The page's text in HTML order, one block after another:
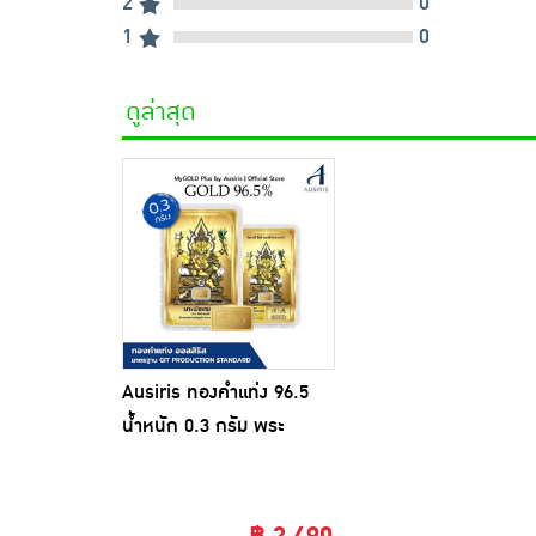
1
0
ดูล่าสุด
Ausiris ทองคำแท่ง 96.5
น้ำหนัก 0.3 กรัม พระ